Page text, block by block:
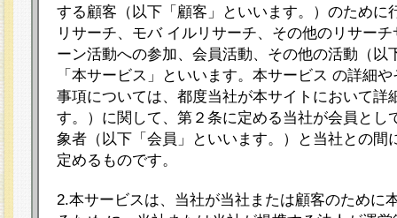
する顧客（以下「顧客」といいます。）のために
リサーチ、モバ イルリサーチ、その他のリサー
ーン活動への参加、会員活動、その他の活動（以
「本サービス」といいます。本サービス の詳細
事項については、都度当社が本サイトにおいて詳
す。）に関して、第２条に定める当社が会員とし
象者（以下「会員」といいます。）と当社との間
定めるものです。
2.本サービスは、当社が当社または顧客のために